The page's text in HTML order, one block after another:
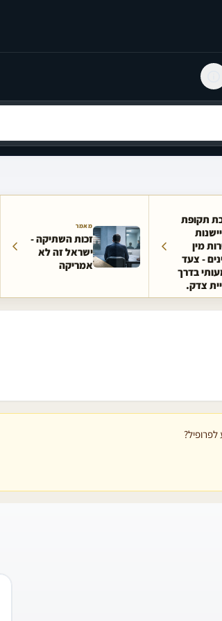
תקופת
מין
- צעד
בדרך
צדק.
מאמר
זכות השתיקה -
ישראל זה לא
אמריקה